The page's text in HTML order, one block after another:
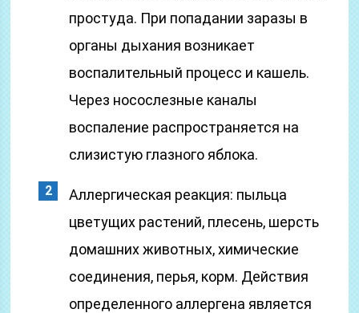
простуда. При попадании заразы в
органы дыхания возникает
воспалительный процесс и кашель.
Через носослезные каналы
воспаление распространяется на
слизистую глазного яблока.
Аллергическая реакция: пыльца
цветущих растений, плесень, шерсть
домашних животных, химические
соединения, перья, корм. Действия
определенного аллергена является